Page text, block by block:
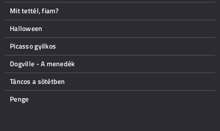
Mit tettél, fiam?
Halloween
Picasso gyilkos
Dogville - A menedék
Táncos a sötétben
Penge